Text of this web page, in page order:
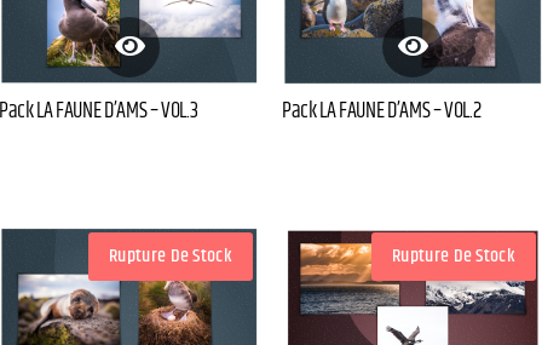
Pack LA FAUNE D’AMS – VOL.3 Pack LA FAUNE D’AMS – VOL.2
Rupture De Stock Rupture De Stock